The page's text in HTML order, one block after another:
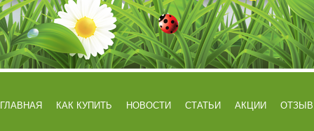
ГЛАВНАЯ КАК КУПИТЬ НОВОСТИ СТАТЬИ АКЦИИ